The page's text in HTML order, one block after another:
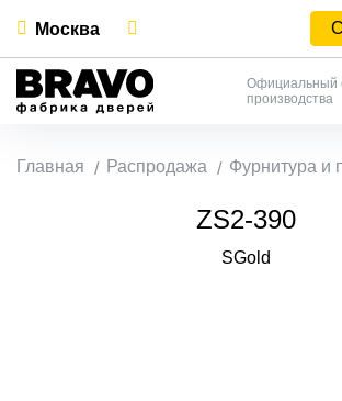
Москва
Официальный
производства
Главная Распродажа Фурнитура и
ZS2-390
SGold